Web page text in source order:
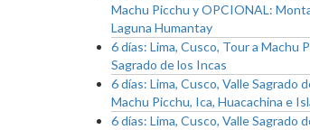
Machu Picchu y OPCIONAL:
Laguna Humantay
6 días: Lima, Cusco, Tour a Machu
Sagrado de los Incas
6 días: Lima, Cusco, Valle Sagrado
Machu Picchu, Ica, Huacachina e
6 días: Lima, Cusco, Valle Sagrado